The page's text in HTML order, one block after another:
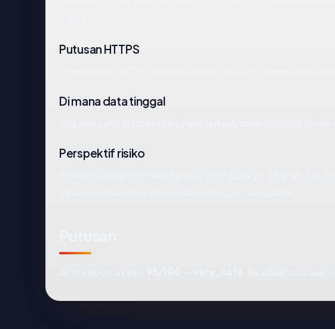
Putusan HTTPS
Di mana data tinggal
Perspektif risiko